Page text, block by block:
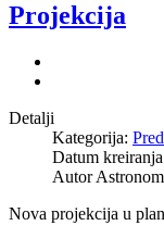
Projekcija
Detalji
Kategorija:
Datum
Autor
Nova projekcija u